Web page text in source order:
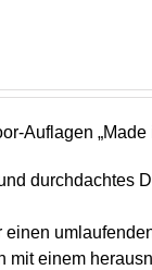
Auflagen „Made
durchdachtes
einem